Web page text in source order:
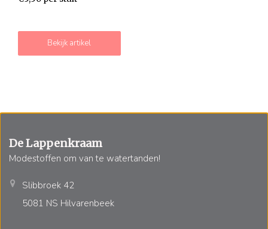
Bekijk artikel
De Lappenkraam
Modestoffen om van te watertanden!
Slibbroek 42
5081 NS Hilvarenbeek